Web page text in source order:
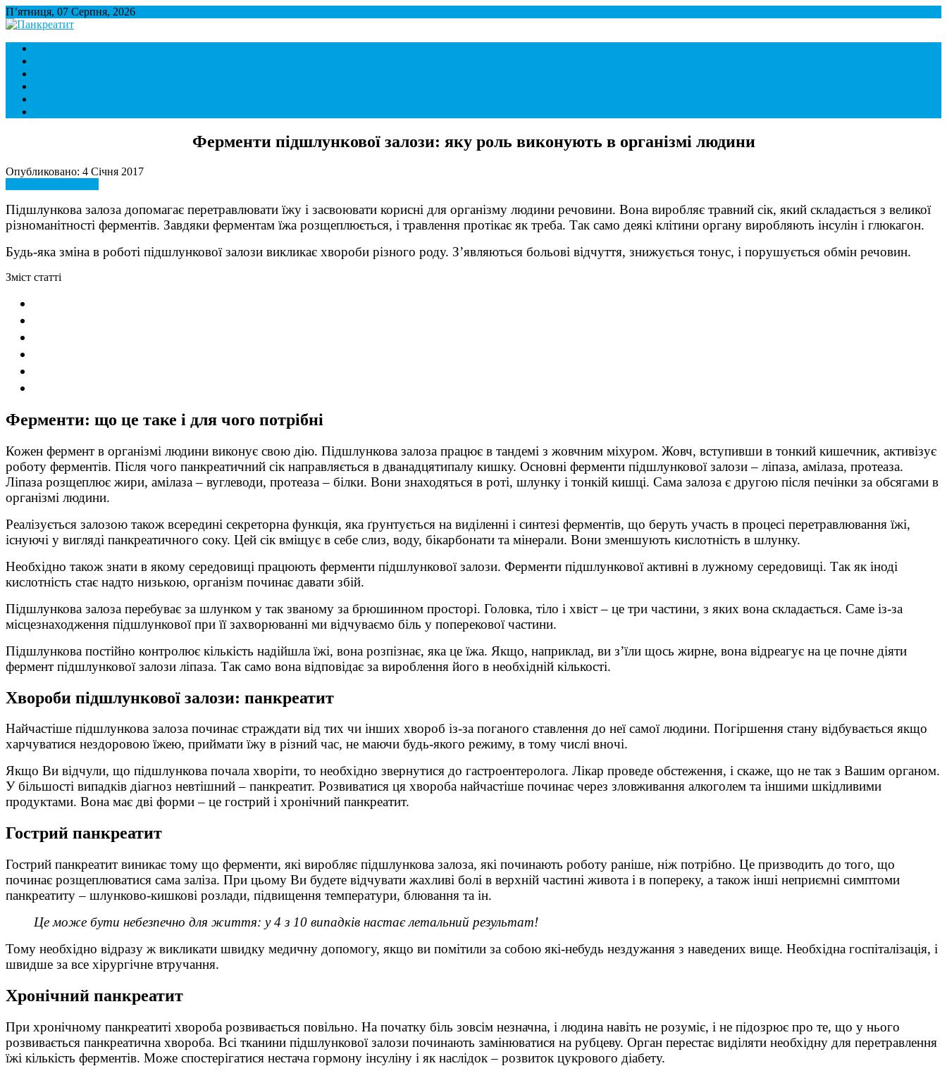
П’ятниця, 07 Серпня, 2026
Панкреатит
Підшлункова залоза. Симптоми і лікування панкреатиту. Дієта при панкреатиті.
Ферменти підшлункової залози: яку роль виконують в організмі людини
Опубликовано: 4 Січня 2017
Підшлункова залоза допомагає перетравлювати їжу і засвоювати корисні для організму людини речовини. Вона виробляє травний сік, який складається з великої
різноманітності ферментів. Завдяки ферментам їжа розщеплюється, і травлення протікає як треба. Так само деякі клітини органу виробляють інсулін і глюкагон.
Будь-яка зміна в роботі підшлункової залози викликає хвороби різного роду. З’являються больові відчуття, знижується тонус, і порушується обмін речовин.
Зміст статті
Ферменти: що це таке і для чого потрібні
Кожен фермент в організмі людини виконує свою дію. Підшлункова залоза працює в тандемі з жовчним міхуром. Жовч, вступивши в тонкий кишечник, активізує
роботу ферментів. Після чого панкреатичний сік направляється в дванадцятипалу кишку. Основні ферменти підшлункової залози – ліпаза, амілаза, протеаза.
Ліпаза розщеплює жири, амілаза – вуглеводи, протеаза – білки. Вони знаходяться в роті, шлунку і тонкій кишці. Сама залоза є другою після печінки за обсягами в
організмі людини.
Реалізується залозою також всередині секреторна функція, яка ґрунтується на виділенні і синтезі ферментів, що беруть участь в процесі перетравлювання їжі,
існуючі у вигляді панкреатичного соку. Цей сік вміщує в себе слиз, воду, бікарбонати та мінерали. Вони зменшують кислотність в шлунку.
Необхідно також знати в якому середовищі працюють ферменти підшлункової залози. Ферменти підшлункової активні в лужному середовищі. Так як іноді
кислотність стає надто низькою, організм починає давати збій.
Підшлункова залоза перебуває за шлунком у так званому за брюшинном просторі. Головка, тіло і хвіст – це три частини, з яких вона складається. Саме із-за
місцезнаходження підшлункової при її захворюванні ми відчуваємо біль у поперекової частини.
Підшлункова постійно контролює кількість надійшла їжі, вона розпізнає, яка це їжа. Якщо, наприклад, ви з’їли щось жирне, вона відреагує на це почне діяти
фермент підшлункової залози ліпаза. Так само вона відповідає за вироблення його в необхідній кількості.
Хвороби підшлункової залози: панкреатит
Найчастіше підшлункова залоза починає страждати від тих чи інших хвороб із-за поганого ставлення до неї самої людини. Погіршення стану відбувається якщо
харчуватися нездоровою їжею, приймати їжу в різний час, не маючи будь-якого режиму, в тому числі вночі.
Якщо Ви відчули, що підшлункова почала хворіти, то необхідно звернутися до гастроентеролога. Лікар проведе обстеження, і скаже, що не так з Вашим органом.
У більшості випадків діагноз невтішний – панкреатит. Розвиватися ця хвороба найчастіше починає через зловживання алкоголем та іншими шкідливими
продуктами. Вона має дві форми – це гострий і хронічний панкреатит.
Гострий панкреатит
Гострий панкреатит виникає тому що ферменти, які виробляє підшлункова залоза, які починають роботу раніше, ніж потрібно. Це призводить до того, що
починає розщеплюватися сама заліза. При цьому Ви будете відчувати жахливі болі в верхній частині живота і в попереку, а також інші неприємні симптоми
панкреатиту – шлунково-кишкові розлади, підвищення температури, блювання та ін.
Це може бути небезпечно для життя: у 4 з 10 випадків настає летальний результат!
Тому необхідно відразу ж викликати швидку медичну допомогу, якщо ви помітили за собою які-небудь нездужання з наведених вище. Необхідна госпіталізація, і
швидше за все хірургічне втручання.
Хронічний панкреатит
При хронічному панкреатиті хвороба розвивається повільно. На початку біль зовсім незначна, і людина навіть не розуміє, і не підозрює про те, що у нього
розвивається панкреатична хвороба. Всі тканини підшлункової залози починають замінюватися на рубцеву. Орган перестає виділяти необхідну для перетравлення
їжі кількість ферментів. Може спостерігатися нестача гормону інсуліну і як наслідок – розвиток цукрового діабету.